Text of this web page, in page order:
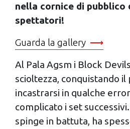
nella cornice di pubblico
spettatori!
Guarda la gallery
Al Pala Agsm i Block
scioltezza, conquistando
incastrarsi in qualche
complicato i set
spinge in battuta, ha